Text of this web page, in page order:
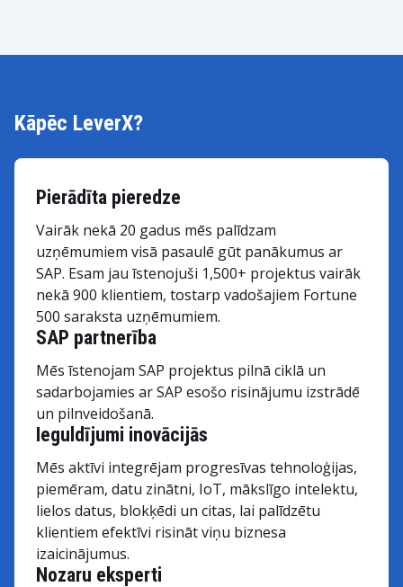
Kāpēc LeverX?
Pierādīta pieredze
Vairāk nekā 20 gadus mēs palīdzam
uzņēmumiem visā pasaulē gūt panākumus ar
SAP. Esam jau īstenojuši 1,500+ projektus vairāk
nekā 900 klientiem, tostarp vadošajiem Fortune
500 saraksta uzņēmumiem.
Nozaru eksperti
SAP partnerība
Mēs īstenojam SAP projektus pilnā ciklā un
sadarbojamies ar SAP esošo risinājumu izstrādē
un pilnveidošanā.
Ieguldījumi inovācijās
Mēs aktīvi integrējam progresīvas tehnoloģijas,
piemēram, datu zinātni, IoT, mākslīgo intelektu,
lielos datus, blokķēdi un citas, lai palīdzētu
klientiem efektīvi risināt viņu biznesa
izaicinājumus.